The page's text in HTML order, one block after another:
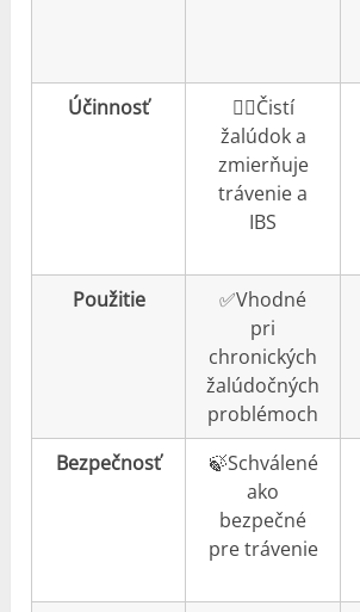
Účinnosť
👍🏼Čistí
žalúdok a
zmierňuje
trávenie a
IBS
Použitie
✅Vhodné
pri
chronických
žalúdočných
problémoch
Bezpečnosť
🍃Schválené
ako
bezpečné
pre trávenie